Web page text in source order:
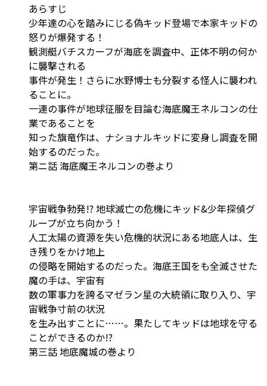
あらすじ
少年達の心を踏みにじる偽キッド登場で本家キッドの
怒りが爆発する！
観測艇バチスカーフが海底を調査中、正体不明の何か
に襲撃される
事件が発生！さらに水野博士も分裂する怪人に襲われ
ることに――。
一連の事件が地球征服を目論む海底魔王ネルコンの仕
業であることを
知った旗竜作は、ナショナルキッドに変身し調査を開
始するのだった。
――第ニ話 海底魔王ネルコンの巻より
宇宙戦争勃発!? 地球滅亡の危機にキッド&少年探偵グ
ループが立ち向かう！
人工太陽の資源を失い危機的状況にある地底人は、生
き残りをかけ地上
の侵略を開始するのだった。海底王国をも全滅させた
魔の手は、宇宙有
数の軍事力を誇るマゼラン星の大統領に取り入り、宇
宙戦争寸前の状況
を生み出すことに……。果たしてキッドは地球を守る
ことができるのか!?
――第三話 地底魔城の巻より